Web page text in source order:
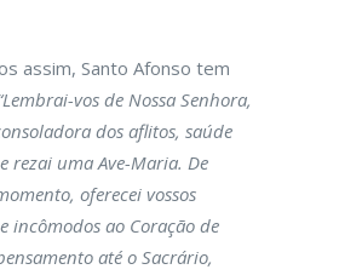
assim, Santo Afonso tem
vos de Nossa Senhora,
dos aflitos, saúde
rezai uma Ave-Maria. De
oferecei vossos
incômodos ao Coração de
até o Sacrário,